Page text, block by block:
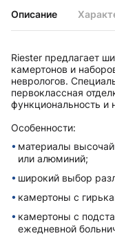
Описание
Riester предлагает
камертонов и
неврологов.
первоклассная
функциональность и
Особенности:
материалы
или алюминий;
широкий выбор
камертоны с
камертоны с
ежедневной